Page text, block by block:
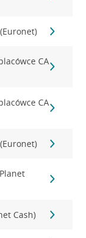
CA
CA
Cash)